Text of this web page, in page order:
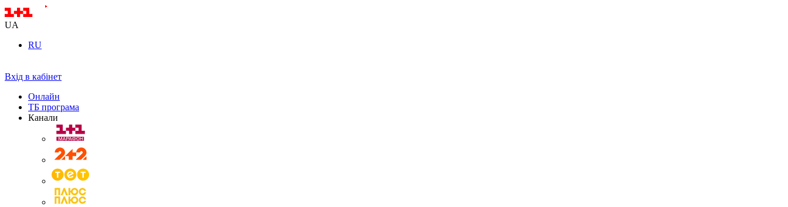
UA
RU
Вхід в кабінет
Онлайн
ТБ програма
Канали